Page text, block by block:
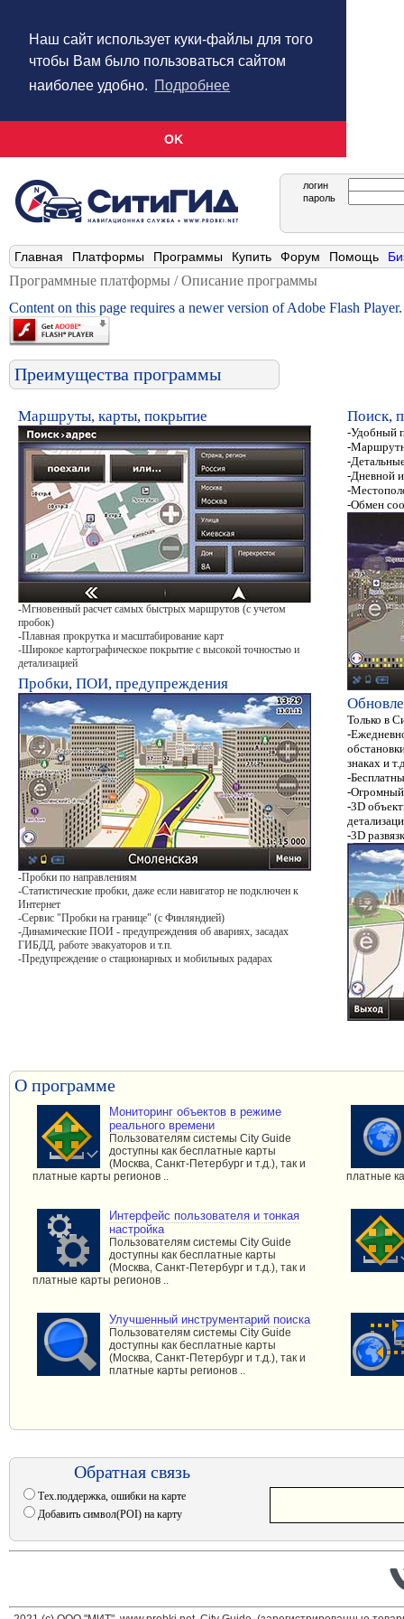
Наш сайт использует куки-файлы для того
чтобы Вам было пользоваться сайтом
наиболее удобно. Подробнее
OK
логин
пароль
Главная Платформы Программы Купить Форум Помощь
Программные платформы / Описание программы
Content on this page requires a newer version of Adobe Flash Player.
Преимущества программы
Маршруты, карты, покрытие
-Мгновенный расчет самых быстрых маршрутов (с учетом
пробок)
-Плавная прокрутка и масштабирование карт
-Широкое картографическое покрытие с высокой точностью и
детализацией
Пробки, ПОИ, предупреждения
-Пробки по направлениям
-Статистические пробки, даже если навигатор не подключен к
Интернет
-Сервис "Пробки на границе" (с Финляндией)
-Динамические ПОИ - предупреждения об авариях, засадах
ГИБДД, работе эвакуаторов и т.п.
-Предупреждение о стационарных и мобильных радарах
Поиск,
-Удобный
-
-
-Дневной
-
-Обмен
Только в
-
знаках и
-
-Огромный
-3D
-3D
О программе
Мониторинг объектов в режиме
реального времени
Пользователям системы City Guide
доступны как бесплатные карты
(Москва, Санкт-Петербург и т.д.), так и
платные карты регионов ..
Интерфейс пользователя и тонкая
настройка
Пользователям системы City Guide
доступны как бесплатные карты
(Москва, Санкт-Петербург и т.д.), так и
платные карты регионов ..
Улучшенный инструментарий поиска
Пользователям системы City Guide
доступны как бесплатные карты
(Москва, Санкт-Петербург и т.д.), так и
платные карты регионов ..
платные
Обратная связь
Тех.поддержка, ошибки на карте
Добавить символ(POI) на карту